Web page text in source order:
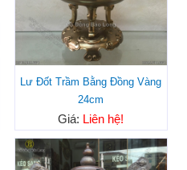
Lư Đốt Trầm Bằng Đồng Vàng
24cm
Giá: Liên hệ!